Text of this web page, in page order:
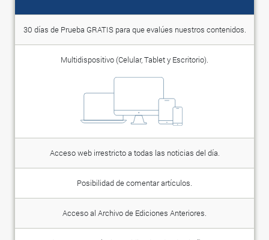
30 días de Prueba GRATIS para que evalúes nuestros contenidos.
Multidispositivo (Celular, Tablet y Escritorio).
Acceso web irrestricto a todas las noticias del día.
Posibilidad de comentar artículos.
Acceso al Archivo de Ediciones Anteriores.